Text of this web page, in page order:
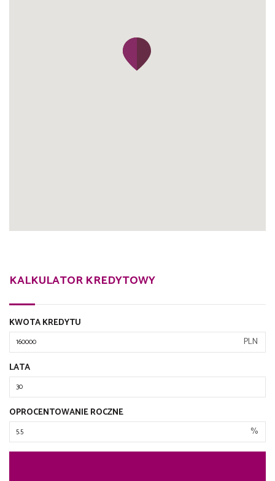
KALKULATOR KREDYTOWY
KWOTA KREDYTU
PLN
LATA
OPROCENTOWANIE ROCZNE
%